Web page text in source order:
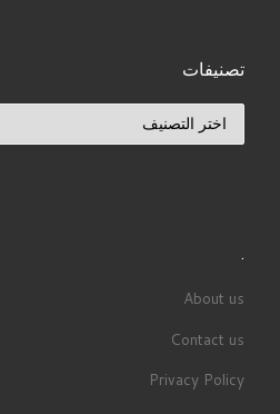
تصنيفات
.
About us
Contact us
Privacy Policy